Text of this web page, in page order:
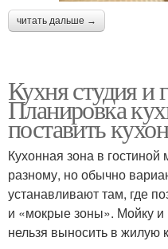
читать дальше →
Кухня студия и
Планировка
поставить
Кухонная зона в
разному, но обычно
устанавливают там, где
и «мокрые зоны». Мойку
нельзя выносить в жилую